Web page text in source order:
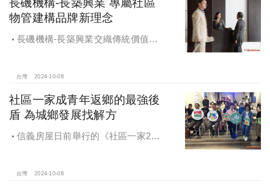
物管建構品牌新理念
長磯機構-長築興業交織傳統價值與
家邸「長築白樓1」
台灣 2024-10-08
社區一家成青年返鄉的最強後
盾 為城鄉發展找解方
信義房屋日前舉行的《社區一家20
彰化鬆勢三日節策展人劉孟豪分享他
台灣 2024-10-08